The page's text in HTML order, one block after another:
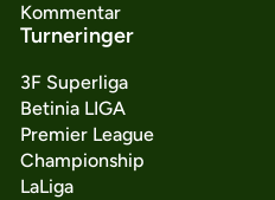
Kommentar
Turneringer
3F Superliga
Betinia LIGA
Premier League
Championship
LaLiga